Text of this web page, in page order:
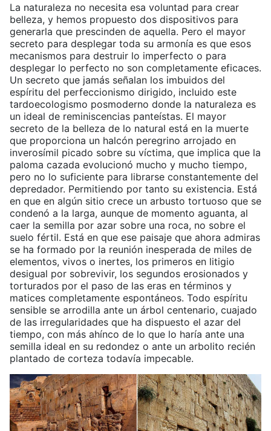
La naturaleza no necesita esa voluntad para crear
belleza, y hemos propuesto dos dispositivos para
generarla que prescinden de aquella. Pero el mayor
secreto para desplegar toda su armonía es que esos
mecanismos para destruir lo imperfecto o para
desplegar lo perfecto no son completamente eficaces.
Un secreto que jamás señalan los imbuidos del
espíritu del perfeccionismo dirigido, incluido este
tardoecologismo posmoderno donde la naturaleza es
un ideal de reminiscencias panteístas. El mayor
secreto de la belleza de lo natural está en la muerte
que proporciona un halcón peregrino arrojado en
inverosímil picado sobre su víctima, que implica que la
paloma cazada evolucionó mucho y mucho tiempo,
pero no lo suficiente para librarse constantemente del
depredador. Permitiendo por tanto su existencia. Está
en que en algún sitio crece un arbusto tortuoso que se
condenó a la larga, aunque de momento aguanta, al
caer la semilla por azar sobre una roca, no sobre el
suelo fértil. Está en que ese paisaje que ahora admiras
se ha formado por la reunión inesperada de miles de
elementos, vivos o inertes, los primeros en litigio
desigual por sobrevivir, los segundos erosionados y
torturados por el paso de las eras en términos y
matices completamente espontáneos. Todo espíritu
sensible se arrodilla ante un árbol centenario, cuajado
de las irregularidades que ha dispuesto el azar del
tiempo, con más ahínco de lo que lo haría ante una
semilla ideal en su redondez o ante un arbolito recién
plantado de corteza todavía impecable.